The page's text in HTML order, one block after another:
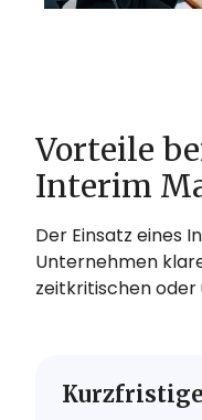
Vorteile
Interim
Der Einsatz eines
Unternehmen
zeitkritischen oder